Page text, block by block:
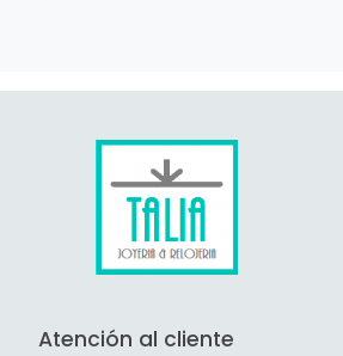
Atención al cliente